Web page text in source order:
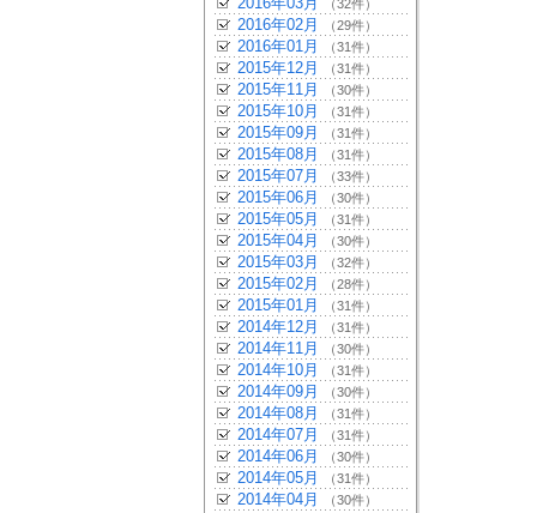
（32件）
2016年02月 （29件）
2016年01月 （31件）
2015年12月 （31件）
2015年11月 （30件）
2015年10月 （31件）
2015年09月 （31件）
2015年08月 （31件）
2015年07月 （33件）
2015年06月 （30件）
2015年05月 （31件）
2015年04月 （30件）
2015年03月 （32件）
2015年02月 （28件）
2015年01月 （31件）
2014年12月 （31件）
2014年11月 （30件）
2014年10月 （31件）
2014年09月 （30件）
2014年08月 （31件）
2014年07月 （31件）
2014年06月 （30件）
2014年05月 （31件）
2014年04月 （30件）